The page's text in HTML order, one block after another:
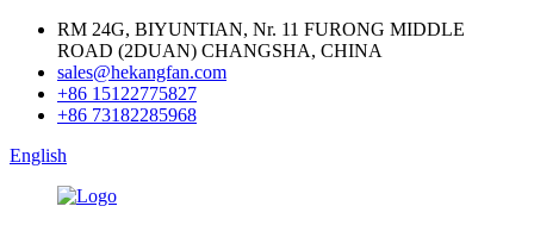
RM 24G, BIYUNTIAN, Nr. 11 FURONG MIDDLE
ROAD (2DUAN) CHANGSHA, CHINA
sales@hekangfan.com
+86 15122775827
+86 73182285968
English